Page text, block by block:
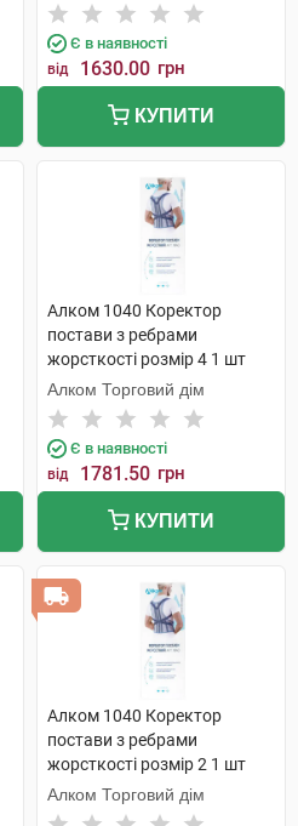
Є в наявності
від 1630.00 грн
КУПИТИ
Алком 1040 Коректор
постави з ребрами
жорсткості розмір 4 1 шт
Алком Торговий дім
Є в наявності
від 1781.50 грн
КУПИТИ
Алком 1040 Коректор
постави з ребрами
жорсткості розмір 2 1 шт
Алком Торговий дім